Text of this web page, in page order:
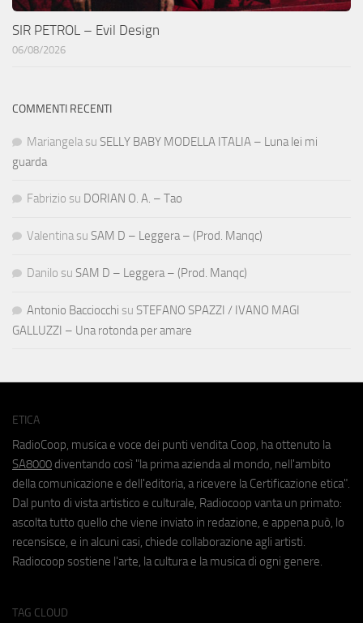
SIR PETROL – Evil Design
06/08/2026
COMMENTI RECENTI
Mariangela su SELLY BABY MODELLA ITALIA – Luna lei mi
guarda
Fabrizio su DORIAN O. A. – Tao
Valentina su SAM D – Leggera – (Prod. Manqc)
Danilo su SAM D – Leggera – (Prod. Manqc)
Antonio Bacciocchi su STEFANO SPAZZI / IVANO MAGI
GALLUZZI – Una rotonda per amare
ETICA
RadioCoop, musica e voce dei punti vendita Coop, ha ottenuto la
SA8000 diventando così "la prima azienda al mondo, nell'ambito
della comunicazione e dell'editoria, a ricevere la Certificazione etica".
Dal punto di vista artistico e culturale, Radiocoop vanta un primato:
ascolta tutto quello che viene inviato in redazione, e appena può, lo
recensisce, e in alcuni casi, chiede collaborazione agli artisti.
Radiocoop sostiene l'arte, la cultura e la musica di ogni genere.
TAG CLOUD